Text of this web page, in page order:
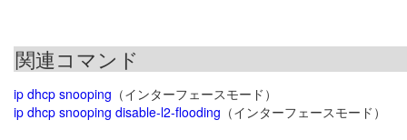
関連コマンド
ip dhcp snooping （インターフェースモード）
ip dhcp snooping disable-l2-flooding （インターフェースモード）